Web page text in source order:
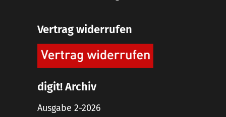
Vertrag widerrufen
digit! Archiv
Ausgabe 2-2026